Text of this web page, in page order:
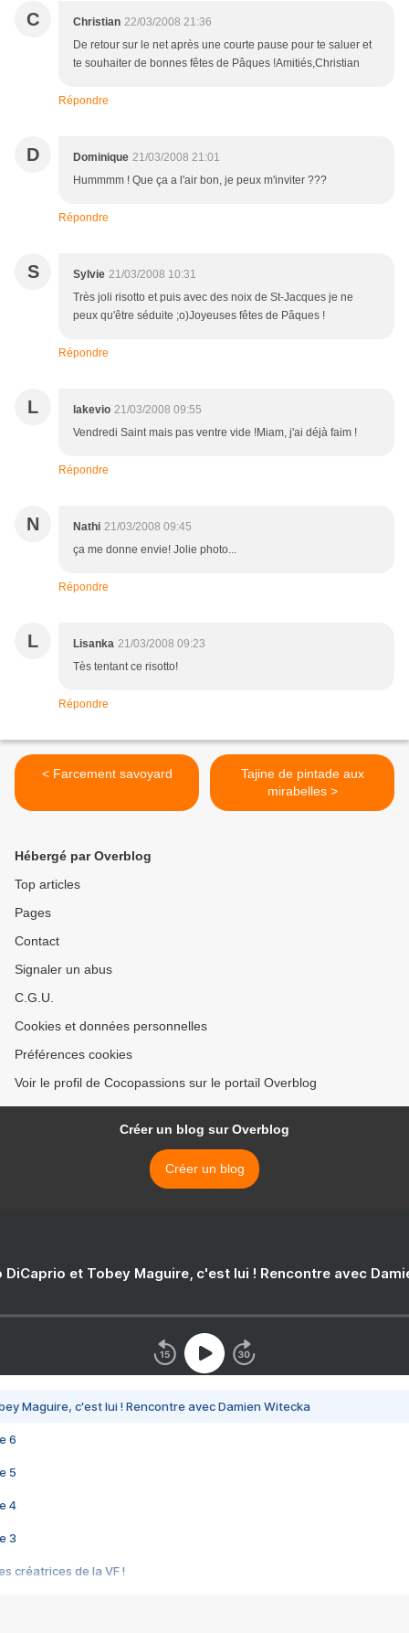
C Christian 22/03/2008 21:36
De retour sur le net après une courte pause pour te saluer et
te souhaiter de bonnes fêtes de Pâques !Amitiés,Christian
Répondre
D Dominique 21/03/2008 21:01
Hummmm ! Que ça a l'air bon, je peux m'inviter ???
Répondre
S Sylvie 21/03/2008 10:31
Très joli risotto et puis avec des noix de St-Jacques je ne
peux qu'être séduite ;o)Joyeuses fêtes de Pâques !
Répondre
L lakevio 21/03/2008 09:55
Vendredi Saint mais pas ventre vide !Miam, j'ai déjà faim !
Répondre
N Nathi 21/03/2008 09:45
ça me donne envie! Jolie photo...
Répondre
L Lisanka 21/03/2008 09:23
Tès tentant ce risotto!
Répondre
< Farcement savoyard
Tajine de pintade aux
mirabelles >
Hébergé par Overblog
Top articles
Pages
Contact
Signaler un abus
C.G.U.
Cookies et données personnelles
Préférences cookies
Voir le profil de Cocopassions sur le portail Overblog
Créer un blog sur Overblog
Créer un blog
DiCaprio et Tobey Maguire, c'est lui ! Rencontre avec
Maguire, c'est lui ! Rencontre avec Damien Witecka
6
5
4
3
créatrices de la VF !